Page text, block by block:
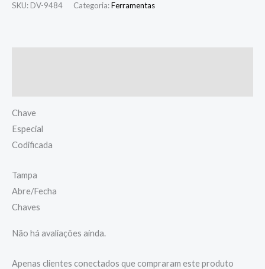
SKU: DV-9484 Categoria:Ferramentas
Chave
Especial
Codificada
Tampa
Abre/Fecha
Chaves
Não há avaliações ainda.
Apenas clientes conectados que compraram este produto